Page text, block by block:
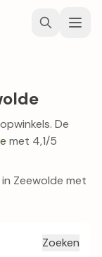
De
met 4,1/5
Zeewolde met
Zoeken